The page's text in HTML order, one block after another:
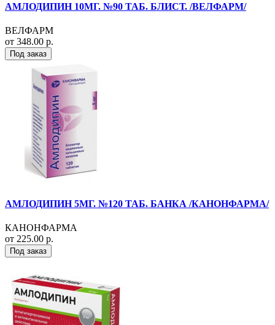
АМЛОДИПИН 10МГ. №90 ТАБ. БЛИСТ. /ВЕЛФАРМ/
ВЕЛФАРМ
от 348.00 р.
Под заказ
АМЛОДИПИН 5МГ. №120 ТАБ. БАНКА /КАНОНФАРМА/
КАНОНФАРМА
от 225.00 р.
Под заказ